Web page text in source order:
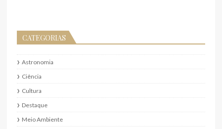
CATEGORIAS
Astronomia
Ciência
Cultura
Destaque
Meio Ambiente